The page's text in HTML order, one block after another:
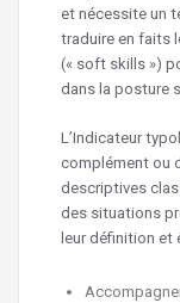
et nécessite un
traduire en faits
(« soft skills »)
dans la posture
L’Indicateur
complément ou
descriptives
des situations
leur définition et